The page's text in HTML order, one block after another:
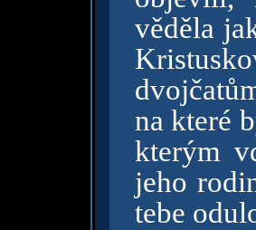
věděla
na které
kterým
jeho
tebe